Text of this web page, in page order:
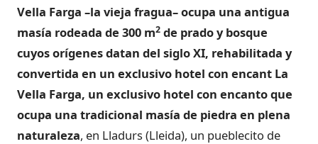
Vella Farga –la vieja fragua– ocupa una antigua
masía rodeada de 300 m2 de prado y bosque
cuyos orígenes datan del siglo XI, rehabilitada y
convertida en un exclusivo hotel con encant La
Vella Farga, un exclusivo hotel con encanto que
ocupa una tradicional masía de piedra en plena
naturaleza, en Lladurs (Lleida), un pueblecito de